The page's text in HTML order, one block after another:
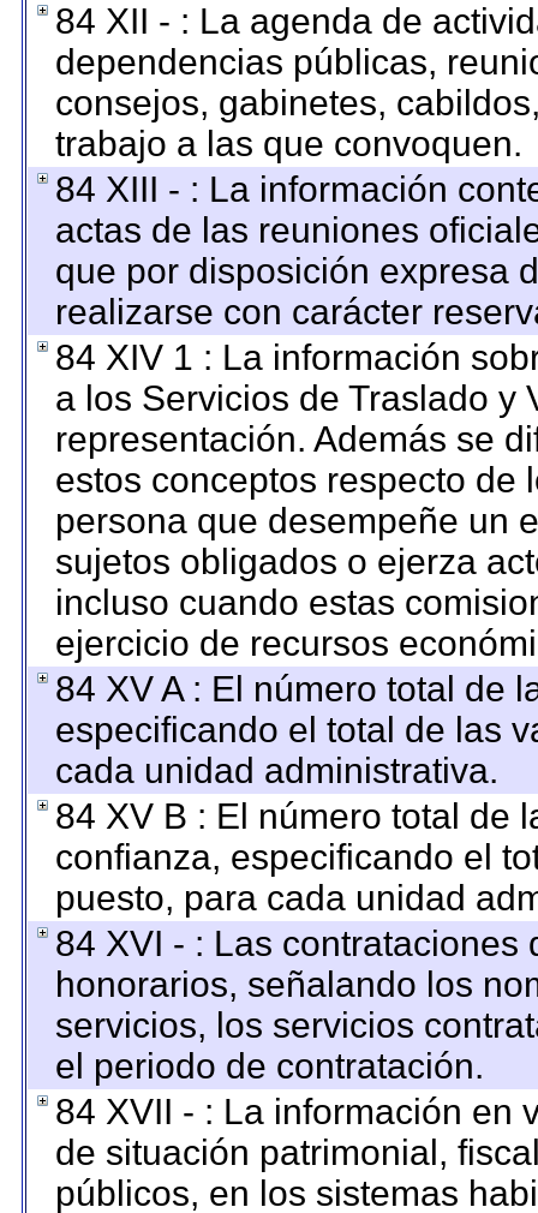
84 XII - : La agenda de
dependencias públicas,
consejos, gabinetes,
trabajo a las que convoquen.
84 XIII - : La información
actas de las reuniones
que por disposición expresa
realizarse con carácter
84 XIV 1 : La información
a los Servicios de Traslado y
representación. Además se
estos conceptos respecto de
persona que desempeñe un
sujetos obligados o ejerza
incluso cuando estas
ejercicio de recursos
84 XV A : El número total de
especificando el total de las
cada unidad administrativa.
84 XV B : El número total de
confianza, especificando el
puesto, para cada unidad
84 XVI - : Las
honorarios, señalando los
servicios, los servicios
el periodo de contratación.
84 XVII - : La información en
de situación patrimonial,
públicos, en los sistemas